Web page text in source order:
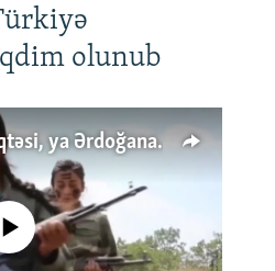
olunub
Türkiyənin dönüş nöqtəsi, ya Ərdoğana üçüncü şans: PKK ilə qəfil barışıq nə deməkdir?
currently available